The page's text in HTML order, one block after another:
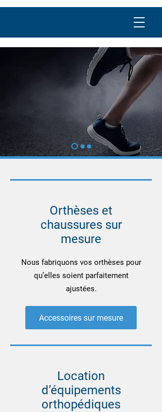
Orthèses et
chaussures sur
mesure
Nous fabriquons vos orthèses pour
qu’elles soient parfaitement
ajustées.
Accessoires sur mesure
Location
d’équipements
orthopédiques